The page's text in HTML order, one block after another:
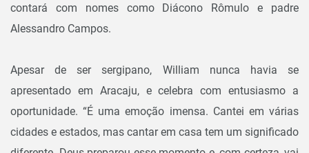
contará com nomes como Diácono Rômulo e padre
Alessandro Campos.
Apesar de ser sergipano, William nunca havia se
apresentado em Aracaju, e celebra com entusiasmo a
oportunidade. “É uma emoção imensa. Cantei em várias
cidades e estados, mas cantar em casa tem um significado